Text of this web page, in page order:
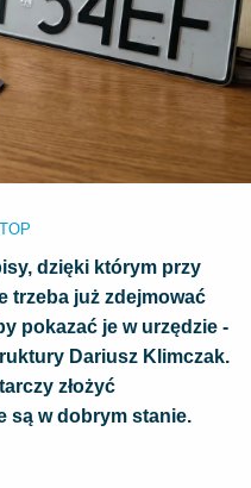
TOP
dzięki którym przy
trzeba już zdejmować
pokazać je w urzędzie -
Dariusz Klimczak.
złożyć
są w dobrym stanie.